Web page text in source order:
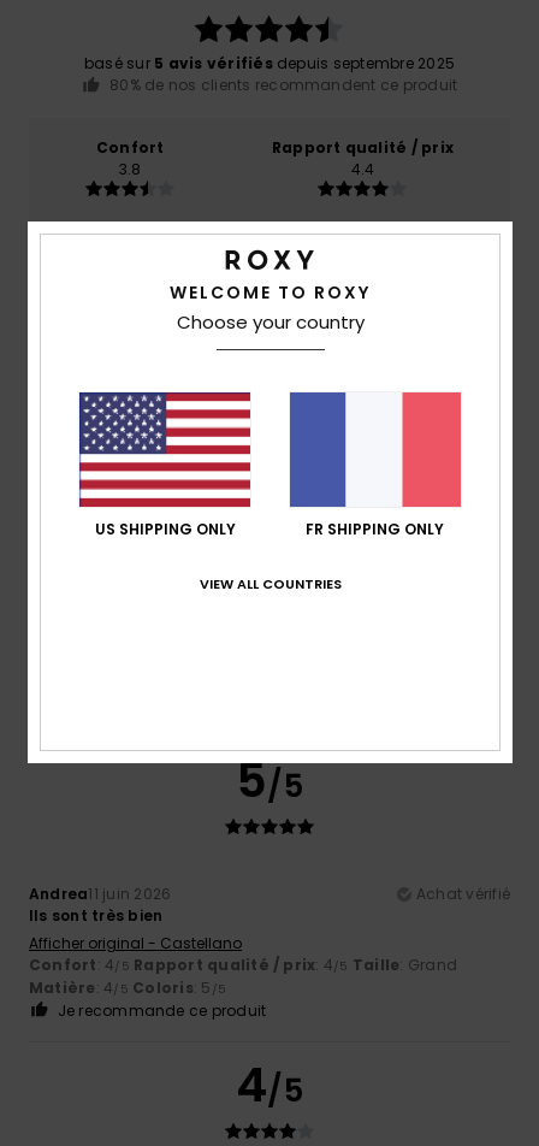
basé sur 5 avis vérifiésdepuis septembre 2025
80% de nos clients recommandent ce produit
Confort
3.8
Rapport qualité / prix
4.4
Coloris
5 /5
5/5
Andrea11 juin 2026
Achat vérifié
Ils sont très bien
Afficher original - Castellano
Confort: 4/5 Rapport qualité / prix: 4/5 Taille: Grand
Matière: 4/5 Coloris: 5 /5
Je recommande ce produit
4/5
WELCOME TO ROXY
Choose your country
US SHIPPING ONLY FR SHIPPING ONLY
VIEW ALL COUNTRIES